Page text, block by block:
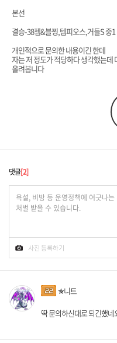
본선
결승-38젬&블찡,템피오스,거들S 중1
개인적으로 문의한 내용이긴 한데
자는 저 정도가 적당하다 생각했는데
올려봅니다
댓글 2
✯니트
딱 문의하신대로 되긴했